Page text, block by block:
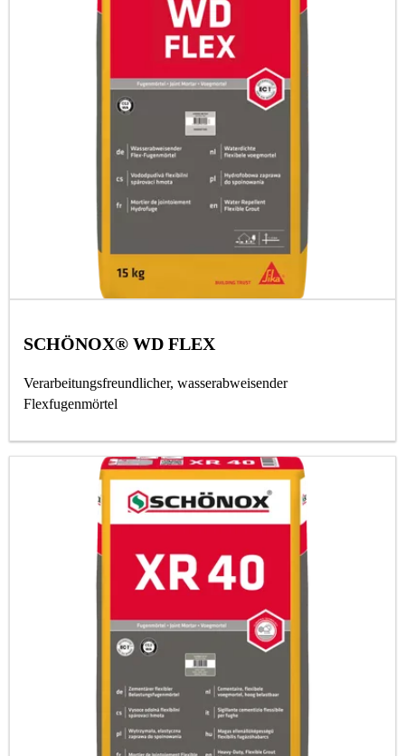
SCHÖNOX® WD FLEX
Verarbeitungsfreundlicher, wasserabweisender
Flexfugenmörtel